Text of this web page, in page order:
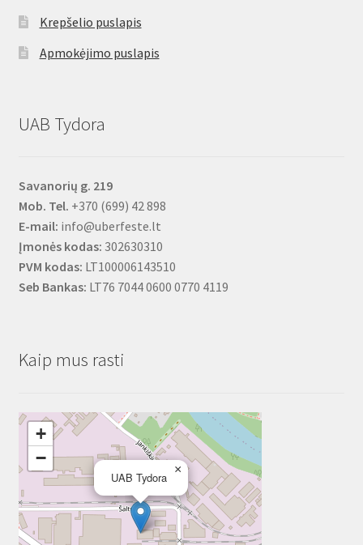
Krepšelio puslapis
Apmokėjimo puslapis
UAB Tydora
Savanorių g. 219
Mob. Tel. +370 (699) 42 898
E-mail: info@uberfeste.lt
Įmonės kodas: 302630310
PVM kodas: LT100006143510
Seb Bankas: LT76 7044 0600 0770 4119
Kaip mus rasti
UAB Tydora
×
+
−